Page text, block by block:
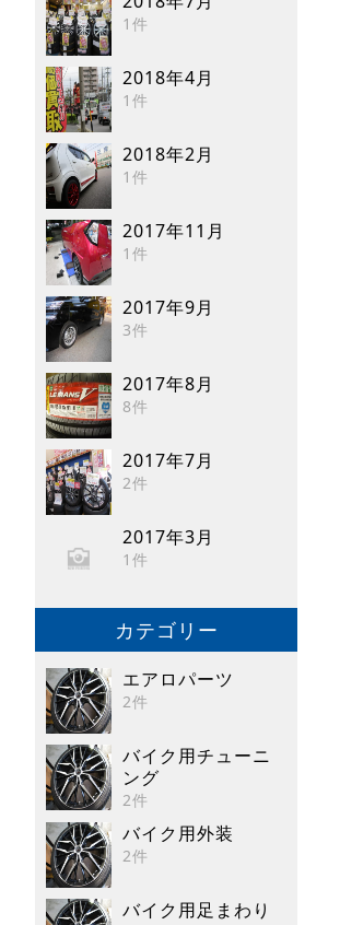
1件
2018年4月
1件
2018年2月
1件
2017年11月
1件
2017年9月
3件
2017年8月
8件
2017年7月
2件
2017年3月
1件
カテゴリー
エアロパーツ
2件
バイク用チューニ
ング
2件
バイク用外装
2件
バイク用足まわり